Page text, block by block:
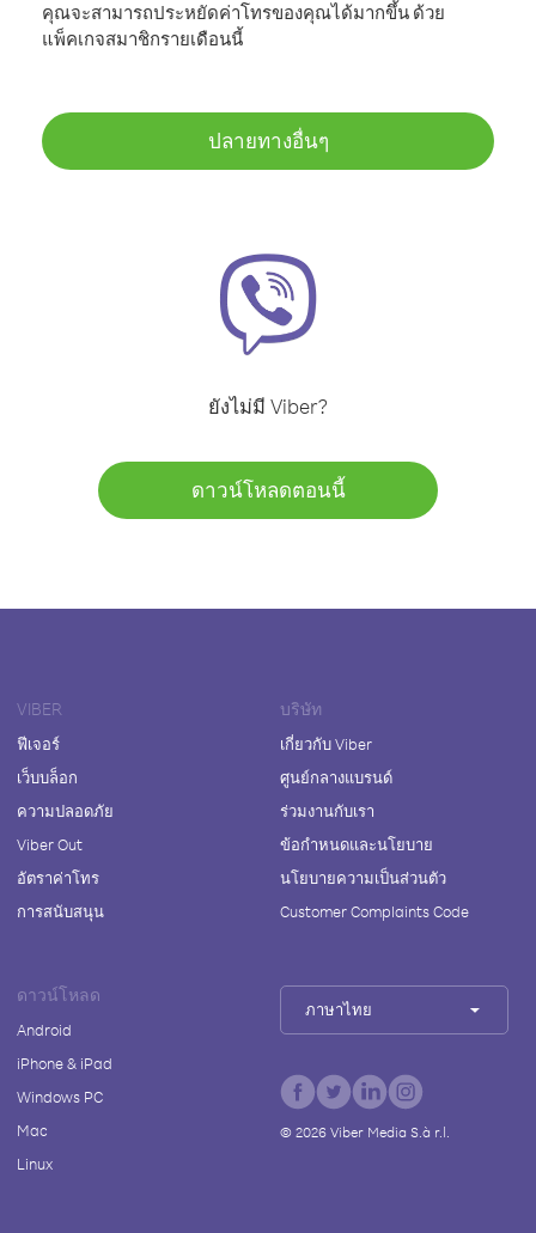
คุณจะสามารถประหยัดค่าโทรของคุณได้มากขึ้น ด้วย
แพ็คเกจสมาชิกรายเดือนนี้
ปลายทางอื่นๆ
ยังไม่มี Viber?
ดาวน์โหลดตอนนี้
VIBER
ฟีเจอร์
เว็บบล็อก
ความปลอดภัย
Viber Out
อัตราค่าโทร
การสนับสนุน
บริษัท
เกี่ยวกับ Viber
ศูนย์กลางแบรนด์
ร่วมงานกับเรา
ข้อกำหนดและนโยบาย
นโยบายความเป็นส่วนตัว
Customer Complaints Code
ดาวน์โหลด
Android
iPhone & iPad
Windows PC
Mac
Linux
ภาษาไทย
© 2026Viber Media S.à r.l.